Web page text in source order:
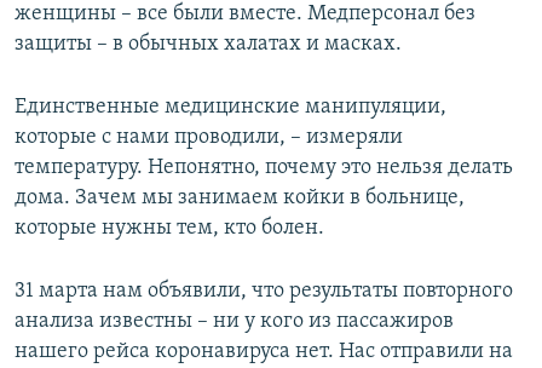
женщины – все были вместе. Медперсонал без
защиты – в обычных халатах и масках.
Единственные медицинские манипуляции,
которые с нами проводили, – измеряли
температуру. Непонятно, почему это нельзя делать
дома. Зачем мы занимаем койки в больнице,
которые нужны тем, кто болен.
31 марта нам объявили, что результаты повторного
анализа известны – ни у кого из пассажиров
нашего рейса коронавируса нет. Нас отправили на